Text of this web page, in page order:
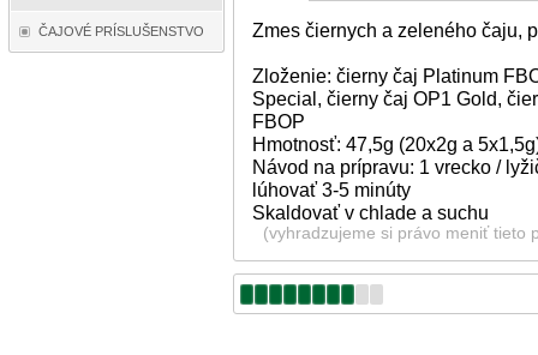
ČAJOVÉ PRÍSLUŠENSTVO Zmes čiernych a zeleného čaju,
Zloženie: čierny čaj Platinum
Special, čierny čaj OP1 Gold,
FBOP
Hmotnosť: 47,5g (20x2g a
Návod na prípravu: 1 vrecko /
lúhovať 3-5 minúty
Skaldovať v chlade a suchu
(vyhradzujeme si právo meniť tieto